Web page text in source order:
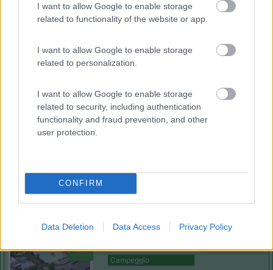
I want to allow Google to enable storage
related to functionality of the website or app.
I want to allow Google to enable storage
related to personalization.
I want to allow Google to enable storage
related to security, including authentication
functionality and fraud prevention, and other
user protection.
CONFIRM
Data Deletion Data Access Privacy Policy
8.9
(36)
Sosta Camper La Ghiandaia - Oasi WWF Bosco
Silvestro
Caserta(CE)
8 Villaggio Camping Siesta
Campeggio